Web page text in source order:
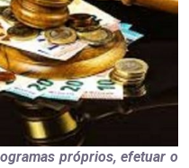
próprios, efetuar o